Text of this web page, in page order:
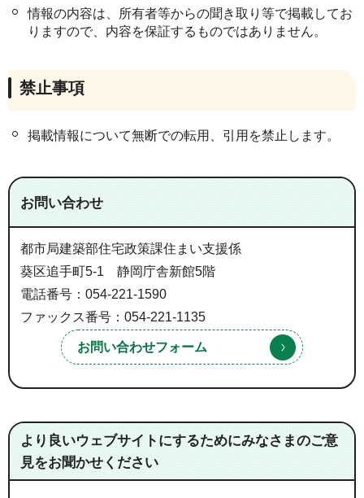
情報の内容は、所有者等からの聞き取り等で掲載してお
りますので、内容を保証するものではありません。
禁止事項
掲載情報について無断での転用、引用を禁止します。
お問い合わせ
都市局建築部住宅政策課住まい支援係
葵区追手町5-1 静岡庁舎新館5階
電話番号：054-221-1590
ファックス番号：054-221-1135
より良いウェブサイトにするためにみなさまのご意
見をお聞かせください